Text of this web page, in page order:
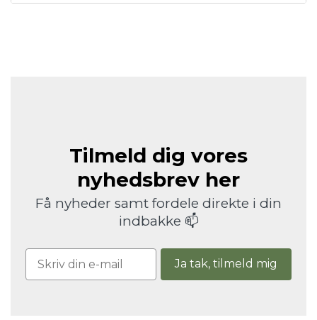
Tilmeld dig vores
nyhedsbrev her
Få nyheder samt fordele direkte i din
indbakke 📫
Ja tak, tilmeld mig